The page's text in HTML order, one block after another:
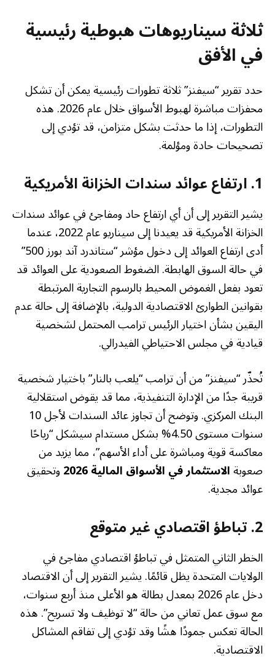
ثلاثة سيناريوهات هبوطية رئيسية
في الأفق
حدد تقرير “سيفنز” ثلاثة تطورات رئيسية يمكن أن تشكل
محفزات مباشرة لهبوط الأسواق خلال عام 2026. هذه
التطورات، إذا ما حدثت بشكل متزامن، قد تؤدي إلى
تصحيحات حادة ومؤلمة.
1. ارتفاع عوائد سندات الخزانة الأمريكية
يشير التقرير إلى أن أي ارتفاع حاد ومفاجئ في عوائد سندات
الخزانة الأمريكية قد يعيدنا إلى سيناريو عام 2022، عندما
أدى ارتفاع العوائد إلى دخول مؤشر “ستاندرد آند بورز 500”
في حالة السوق الهابطة. الضغوط الصعودية على العوائد قد
تعود بفعل الغموض المحيط بالرسوم التجارية المرتبطة
بقوانين الطوارئ الاقتصادية الدولية، بالإضافة إلى حالة عدم
اليقين بشأن اختيار الرئيس ترامب المحتمل لشخصية
قيادية في مجلس الاحتياطي الفيدرالي.
تُحذّر “سيفنز” من أن ترامب “يلعب بالنار” باختيار شخصية
قريبة جدًا من الإدارة التنفيذية، مما قد يقوض استقلالية
البنك المركزي. وتوضح أن تجاوز عائد السندات لأجل 10
سنوات مستوى 4.50% بشكل مستدام سيشكل “رياحًا
معاكسة قوية ومباشرة على أداء الأسهم”، مما يزيد من
صعوبةالاستثمار في الأسواق المالية 2026 وتحقيق
عوائد مجدية.
2. تباطؤ اقتصادي غير متوقع
الخطر الثاني المتمثل في تباطؤ اقتصادي مفاجئ في
الولايات المتحدة يظل قائمًا. يشير التقرير إلى أن الاقتصاد
دخل عام 2026 بمعدل بطالة هو الأعلى منذ أربع سنوات،
مع سوق عمل تعاني من حالة “لا توظيف ولا تسريح”. هذه
الحالة تعكس جمودًا هشًا وقد تؤدي إلى تفاقم المشاكل
الاقتصادية.